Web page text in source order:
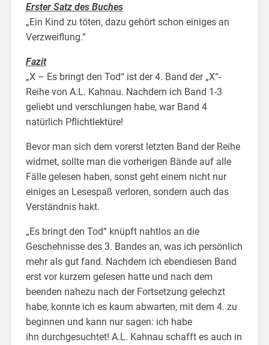
Erster Satz des Buches
„Ein Kind zu töten, dazu gehört schon einiges an
Verzweiflung.“
Fazit
„X – Es bringt den Tod“ ist der 4. Band der „X“-
Reihe von A.L. Kahnau. Nachdem ich Band 1-3
geliebt und verschlungen habe, war Band 4
natürlich Pflichtlektüre!
Bevor man sich dem vorerst letzten Band der Reihe
widmet, sollte man die vorherigen Bände auf alle
Fälle gelesen haben, sonst geht einem nicht nur
einiges an Lesespaß verloren, sondern auch das
Verständnis hakt.
„Es bringt den Tod“ knüpft nahtlos an die
Geschehnisse des 3. Bandes an, was ich persönlich
mehr als gut fand. Nachdem ich ebendiesen Band
erst vor kurzem gelesen hatte und nach dem
beenden nahezu nach der Fortsetzung gelechzt
habe, konnte ich es kaum abwarten, mit dem 4. zu
beginnen und kann nur sagen: ich habe
ihn durchgesuchtet! A.L. Kahnau schafft es auch in